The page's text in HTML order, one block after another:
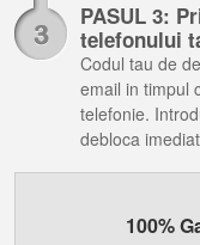
PASUL 3:
telefonului
Codul tau de
email in timpul
telefonie.
debloca
100%